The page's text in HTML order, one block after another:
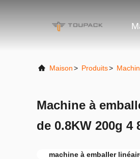
Maison> Produits>
Machine à
de 0.8KW 200g 4
machine à emballer